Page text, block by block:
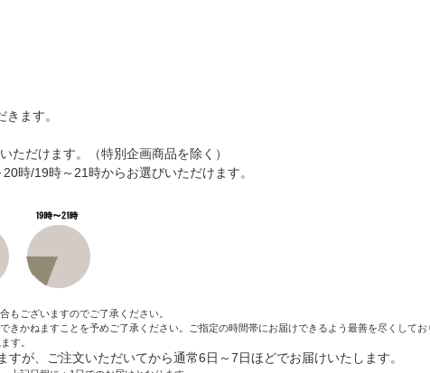
ます。
ただけます。（特別企画商品を除く）
時/19時～21時からお選びいただけます。
もございますのでご了承ください。
かねますことを予めご了承ください。ご指定の時間帯にお届けできるよう最善を尽くして
す。
が、ご注文いただいてから通常6日～7日ほどでお届けいたします。